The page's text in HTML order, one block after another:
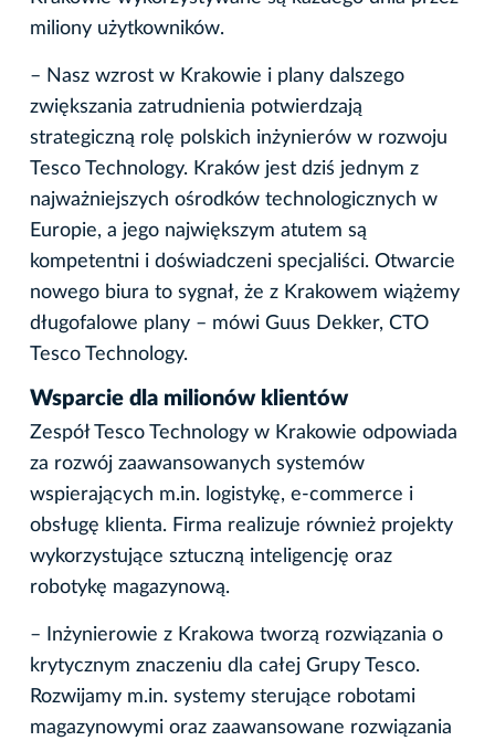
miliony użytkowników.
– Nasz wzrost w Krakowie i plany dalszego
zwiększania zatrudnienia potwierdzają
strategiczną rolę polskich inżynierów w rozwoju
Tesco Technology. Kraków jest dziś jednym z
najważniejszych ośrodków technologicznych w
Europie, a jego największym atutem są
kompetentni i doświadczeni specjaliści. Otwarcie
nowego biura to sygnał, że z Krakowem wiążemy
długofalowe plany – mówi Guus Dekker, CTO
Tesco Technology.
Wsparcie dla milionów klientów
Zespół Tesco Technology w Krakowie odpowiada
za rozwój zaawansowanych systemów
wspierających m.in. logistykę, e-commerce i
obsługę klienta. Firma realizuje również projekty
wykorzystujące sztuczną inteligencję oraz
robotykę magazynową.
– Inżynierowie z Krakowa tworzą rozwiązania o
krytycznym znaczeniu dla całej Grupy Tesco.
Rozwijamy m.in. systemy sterujące robotami
magazynowymi oraz zaawansowane rozwiązania